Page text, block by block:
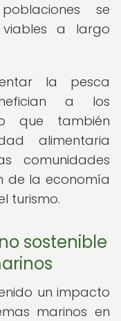
se
a largo
la pesca
a los
que también
alimentaria
comunidades
de la economía
turismo.
sostenible
un impacto
marinos en